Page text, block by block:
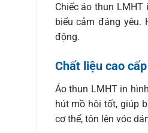
Chiếc áo thun
biểu cảm đáng yêu.
động.
Chất liệu cao cấp
Áo thun LMHT in
hút mồ hôi tốt, giúp
cơ thể, tôn lên vóc